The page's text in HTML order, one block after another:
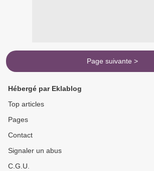
Page suivante >
Hébergé par Eklablog
Top articles
Pages
Contact
Signaler un abus
C.G.U.